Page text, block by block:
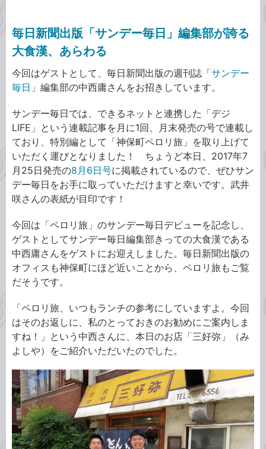
毎日新聞出版「サンデー毎日」編集部が誇る
大食漢、あらわる
今回はゲストとして、毎日新聞出版の週刊誌「サンデー
毎日 」編集部の中西庸さんをお招きしています。
サンデー毎日では、できるネットと連携した「デジ
LIFE」という連載記事を月に1回、月末発売の号で連載し
ており、特別編として「神保町ペロリ旅」を取り上げて
いただく運びとなりました！ ちょうど本日、2017年7
月25日発売の8月6日号に掲載されているので、ぜひサン
デー毎日をお手に取っていただけますと幸いです。武井
咲さんの表紙が目印です！
今回は「ペロリ旅」のサンデー毎日デビューを記念し、
ゲストとしてサンデー毎日編集部きっての大食漢である
中西庸さんをゲストにお迎えしました。毎日新聞出版の
オフィスも神保町にほど近いことから、ペロリ旅もご覧
だそうです。
「ペロリ旅、いつもランチの参考にしていますよ。今回
はそのお返しに、私のとっておきのお勧めにご案内しま
すね！」という中西さんに、本日のお店「三好弥」（み
よしや）をご紹介いただいたのでした。